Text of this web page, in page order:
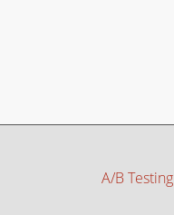
A/B Testing